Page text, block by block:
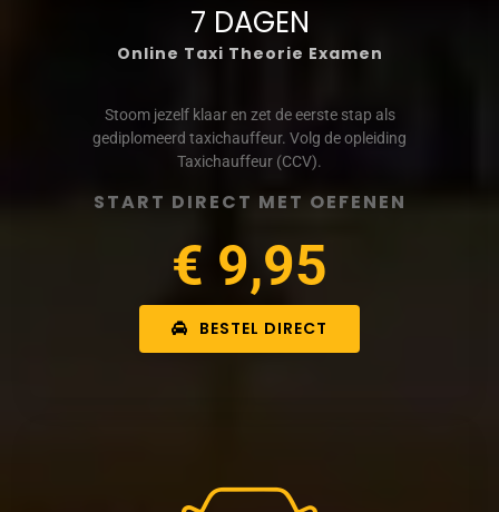
7 DAGEN
Online Taxi Theorie Examen
Stoom jezelf klaar en zet de eerste stap als
gediplomeerd taxichauffeur. Volg de opleiding
Taxichauffeur (CCV).
START DIRECT MET OEFENEN
€ 9,95
BESTEL DIRECT